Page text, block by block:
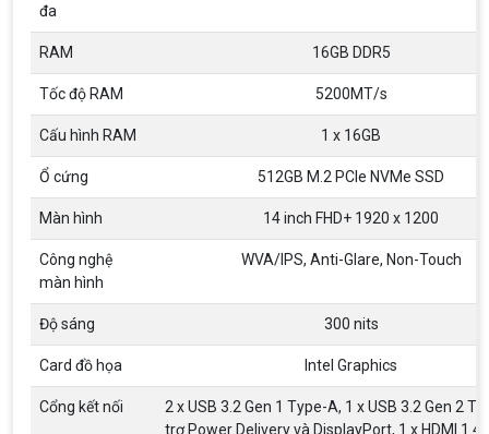
đa
RAM 16GB DDR5
Tốc độ RAM 5200MT/s
Cấu hình RAM 1 x 16GB
Ổ cứng 512GB M.2 PCIe NVMe SSD
Màn hình 14 inch FHD+ 1920 x 1200
Công nghệ
màn hình
WVA/IPS, Anti-Glare, Non-Touch
Độ sáng 300 nits
Card đồ họa Intel Graphics
Cổng kết nối
2 x USB 3.2 Gen 1 Type-A, 1 x USB 3.2 Gen 2
trợ Power Delivery và DisplayPort, 1 x HDMI 1.4,
với tuổi thơ của game thủ Việt vào những
thơ của game thủ Việt vào những năm 2000
Họa AMD Radeon™ RX 6600 XT
Nên Hay Không Dùng Tivi Thay Cho Màn
Nhiều người dùng băn khoăn trong việc có nên sử
dụng tivi để làm màn hình máy tính hay không? Vì